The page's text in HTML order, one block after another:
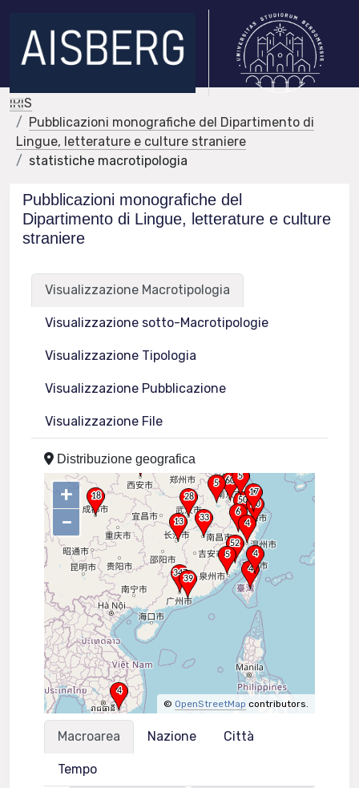
IRIS
Pubblicazioni monografiche del Dipartimento di
Lingue, letterature e culture straniere
statistiche macrotipologia
Pubblicazioni monografiche del
Dipartimento di Lingue, letterature e culture
straniere
Visualizzazione Macrotipologia
Visualizzazione sotto-Macrotipologie
Visualizzazione Tipologia
Visualizzazione Pubblicazione
Visualizzazione File
Distribuzione geografica
+
–
© OpenStreetMap contributors.
Macroarea Nazione Città
Tempo